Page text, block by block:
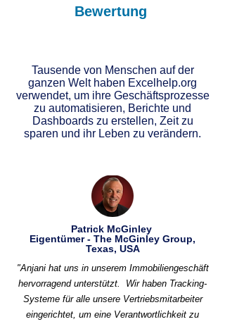
Bewertung
Tausende von Menschen auf der
ganzen Welt haben Excelhelp.org
verwendet, um ihre Geschäftsprozesse
zu automatisieren, Berichte und
Dashboards zu erstellen, Zeit zu
sparen und ihr Leben zu verändern.
Patrick McGinley
Eigentümer - The McGinley Group,
Texas, USA
"Anjani hat uns in unserem Immobiliengeschäft
hervorragend unterstützt.
Wir haben Tracking-
Systeme für alle unsere Vertriebsmitarbeiter
eingerichtet, um eine Verantwortlichkeit zu